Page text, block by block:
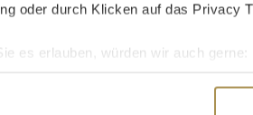
oder durch Klicken auf das Privacy
es erlauben, würden wir auch gerne:
Informationen über Ihre geografische
EST) bzw. am 3. Dezember (MET) auf
Jaguar präsentiert ein Design
"Copy Nothing" verkörpert. Mit Galerien
Jaguar seine Rolle als Förderer
Talente. Ein neues